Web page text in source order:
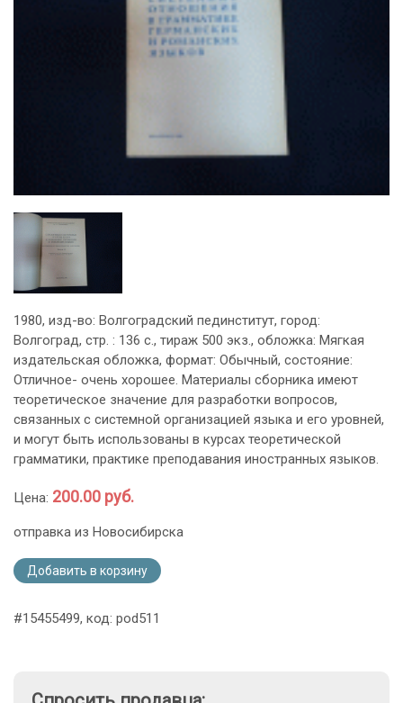
1980, изд-во: Волгоградский пединститут, город:
Волгоград, стр. : 136 с., тираж 500 экз., обложка: Мягкая
издательская обложка, формат: Обычный, состояние:
Отличное- очень хорошее. Материалы сборника имеют
теоретическое значение для разработки вопросов,
связанных с системной организацией языка и его уровней,
и могут быть использованы в курсах теоретической
грамматики, практике преподавания иностранных языков.
Цена: 200.00 руб.
отправка из Новосибирска
Добавить в корзину
#15455499, код: pod511